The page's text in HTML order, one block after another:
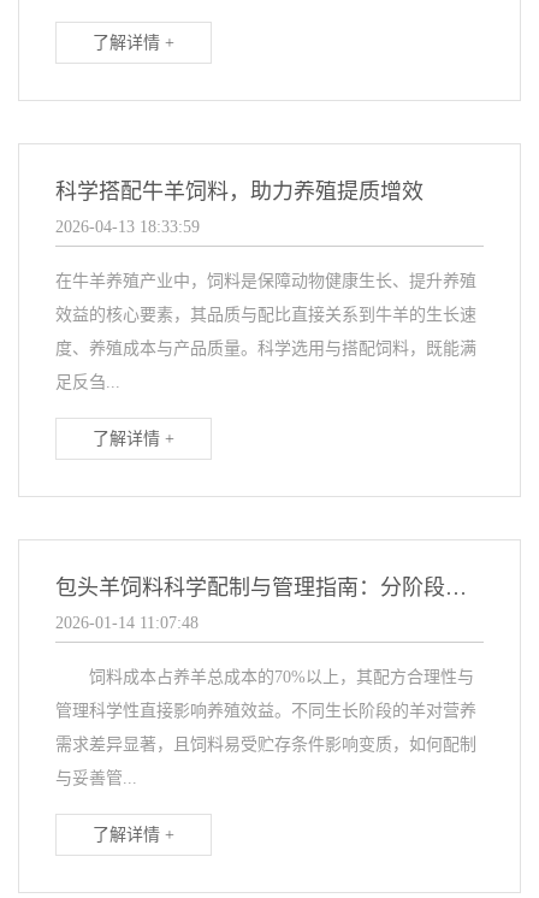
了解详情 +
科学搭配牛羊饲料，助力养殖提质增效
2026-04-13 18:33:59
在牛羊养殖产业中，饲料是保障动物健康生长、提升养殖
效益的核心要素，其品质与配比直接关系到牛羊的生长速
度、养殖成本与产品质量。科学选用与搭配饲料，既能满
足反刍...
了解详情 +
包头羊饲料科学配制与管理指南：分阶段配方+贮存技巧全解析
2026-01-14 11:07:48
饲料成本占养羊总成本的70%以上，其配方合理性与
管理科学性直接影响养殖效益。不同生长阶段的羊对营养
需求差异显著，且饲料易受贮存条件影响变质，如何配制
与妥善管...
了解详情 +